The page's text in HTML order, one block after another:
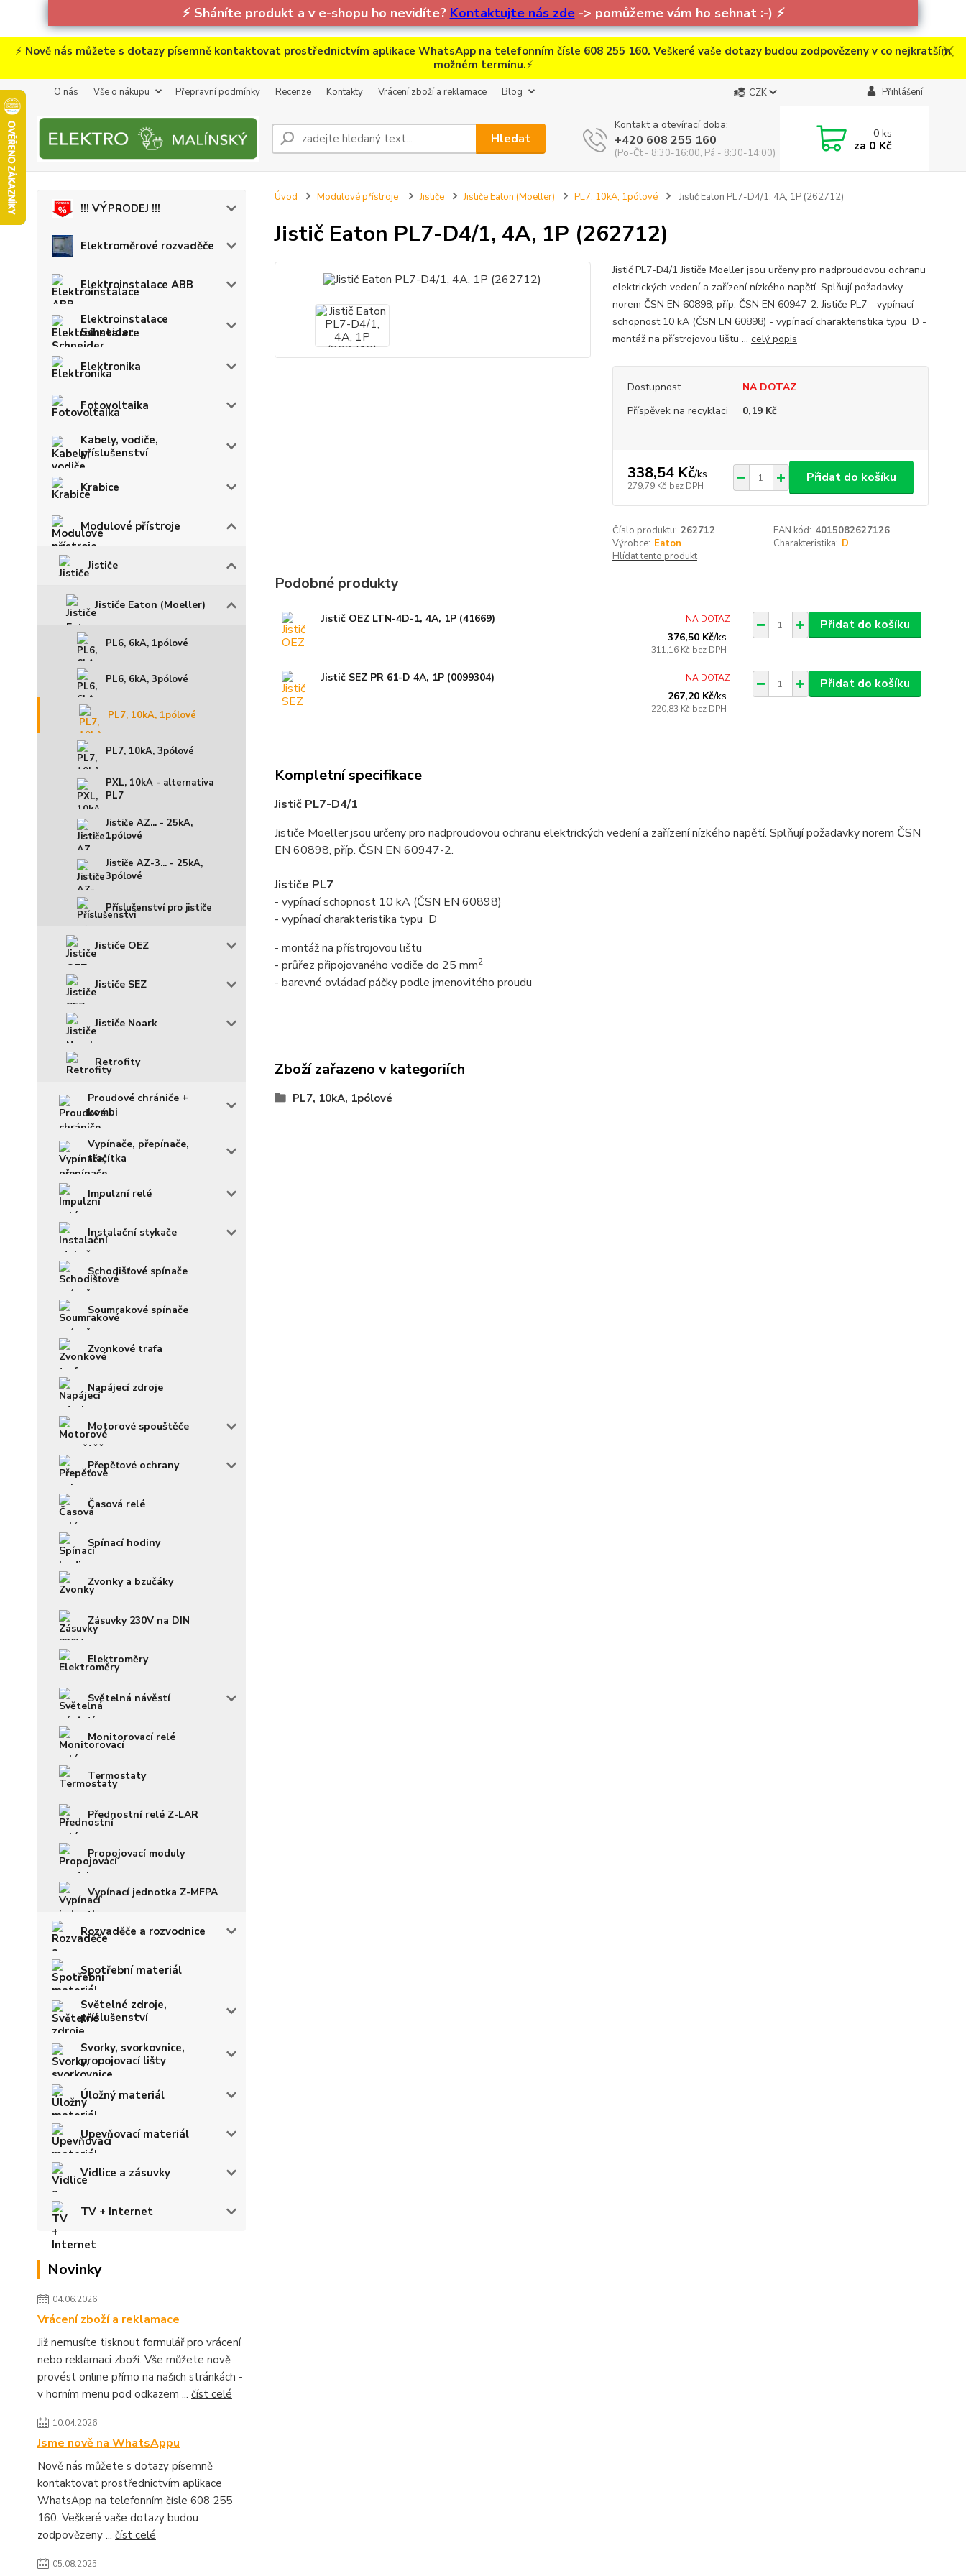
⚡ Sháníte produkt a v e-shopu ho nevidíte? Kontaktujte nás zde-> pomůžeme vám ho sehnat :-) ⚡
⚡ Nově nás můžete s dotazy písemně kontaktovat prostřednictvím aplikace WhatsApp na telefonním čísle 608 255 160. Veškeré vaše dotazy budou zodpovězeny v co nejkratším
možném termínu.⚡
O nás Vše o nákupu Přepravní podmínky Recenze Kontakty Vrácení zboží a reklamace Blog CZK Přihlášení
Hledat
Kontakt a otevírací doba:
+420 608 255 160
(Po-Čt - 8:30-16:00, Pá - 8:30-14:00)
0ks
za 0 Kč
!!! VÝPRODEJ !!!
Elektroměrové rozvaděče
Elektroinstalace ABB
Elektroinstalace
Schneider
Elektronika
Fotovoltaika
Kabely, vodiče,
příslušenství
Krabice
Modulové přístroje
Jističe
Jističe Eaton (Moeller)
PL6, 6kA, 1pólové
PL6, 6kA, 3pólové
PL7, 10kA, 1pólové
PL7, 10kA, 3pólové
PXL, 10kA - alternativa
PL7
Jističe AZ... - 25kA,
1pólové
Jističe AZ-3... - 25kA,
3pólové
Příslušenství pro jističe
Jističe OEZ
Jističe SEZ
Jističe Noark
Retrofity
Proudové chrániče +
kombi
Vypínače, přepínače,
tlačítka
Impulzní relé
Instalační stykače
Schodišťové spínače
Soumrakové spínače
Zvonkové trafa
Napájecí zdroje
Motorové spouštěče
Přepěťové ochrany
Časová relé
Spínací hodiny
Zvonky a bzučáky
Zásuvky 230V na DIN
Elektroměry
Světelná návěstí
Monitorovací relé
Termostaty
Přednostní relé Z-LAR
Propojovací moduly
Vypínací jednotka Z-MFPA
Rozvaděče a rozvodnice
Spotřební materiál
Světelné zdroje,
příslušenství
Svorky, svorkovnice,
propojovací lišty
Úložný materiál
Upevňovací materiál
Vidlice a zásuvky
TV + Internet
Novinky
04.06.2026
Vrácení zboží a reklamace
Již nemusíte tisknout formulář pro vrácení
nebo reklamaci zboží. Vše můžete nově
provést online přímo na našich stránkách -
v horním menu pod odkazem ... číst celé
10.04.2026
Jsme nově na WhatsAppu
Nově nás můžete s dotazy písemně
kontaktovat prostřednictvím aplikace
WhatsApp na telefonním čísle 608 255
160. Veškeré vaše dotazy budou
zodpovězeny ... číst celé
05.08.2025
Úvod Modulové přístroje Jističe Jističe Eaton (Moeller) PL7, 10kA, 1pólové Jistič Eaton PL7-D4/1, 4A, 1P (262712)
Jistič Eaton PL7-D4/1, 4A, 1P (262712)
Jistič PL7-D4/1 Jističe Moeller jsou určeny pro nadproudovou ochranu
elektrických vedení a zařízení nízkého napětí. Splňují požadavky
norem ČSN EN 60898, příp. ČSN EN 60947-2. Jističe PL7 - vypínací
schopnost 10 kA (ČSN EN 60898) - vypínací charakteristika typu D -
montáž na přístrojovou lištu ... celý popis
Dostupnost
NA DOTAZ
Příspěvek na recyklaci
0,19 Kč
338,54 Kč/ks
279,79 Kč bez DPH
Přidat do košíku
Číslo produktu: 262712 EAN kód: 4015082627126
Výrobce: Eaton Charakteristika: D
Hlídat tento produkt
Podobné produkty
Jistič OEZ LTN-4D-1, 4A, 1P (41669)
376,50 Kč/ks
311,16 Kč bez DPH
NA DOTAZ Přidat do košíku
Jistič SEZ PR 61-D 4A, 1P (0099304)
267,20 Kč/ks
220,83 Kč bez DPH
NA DOTAZ Přidat do košíku
Kompletní specifikace
Jistič PL7-D4/1
Jističe Moeller jsou určeny pro nadproudovou ochranu elektrických vedení a zařízení nízkého napětí. Splňují požadavky norem ČSN
EN 60898, příp. ČSN EN 60947-2.
Jističe PL7
- vypínací schopnost 10 kA (ČSN EN 60898)
- vypínací charakteristika typu D
- montáž na přístrojovou lištu
- průřez připojovaného vodiče do 25 mm2
- barevné ovládací páčky podle jmenovitého proudu
Zboží zařazeno v kategoriích
PL7, 10kA, 1pólové